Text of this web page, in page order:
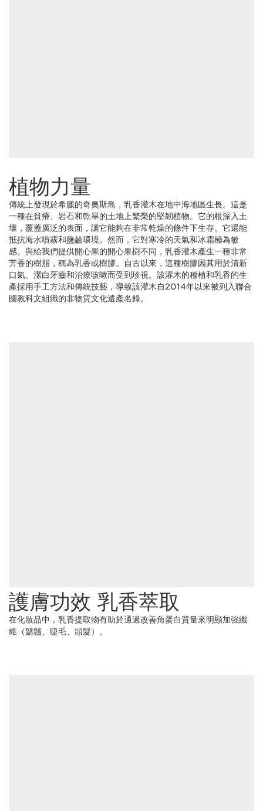
植物力量
傳統上發現於希臘的奇奧斯島，乳香灌木在地中海地區生長。這是
一種在貧瘠、岩石和乾旱的土地上繁榮的堅韌植物。它的根深入土
壤，覆蓋廣泛的表面，讓它能夠在非常乾燥的條件下生存。它還能
抵抗海水噴霧和鹽鹼環境。然而，它對寒冷的天氣和冰霜極為敏
感。與給我們提供開心果的開心果樹不同，乳香灌木產生一種非常
芳香的樹脂，稱為乳香或樹膠。自古以來，這種樹膠因其用於清新
口氣、潔白牙齒和治療咳嗽而受到珍視。該灌木的種植和乳香的生
產採用手工方法和傳統技藝，導致該灌木自2014年以來被列入聯合
國教科文組織的非物質文化遺產名錄。
護膚功效 乳香萃取
在化妝品中，乳香提取物有助於通過改善角蛋白質量來明顯加強纖
維（鬍鬚、睫毛、頭髮）。